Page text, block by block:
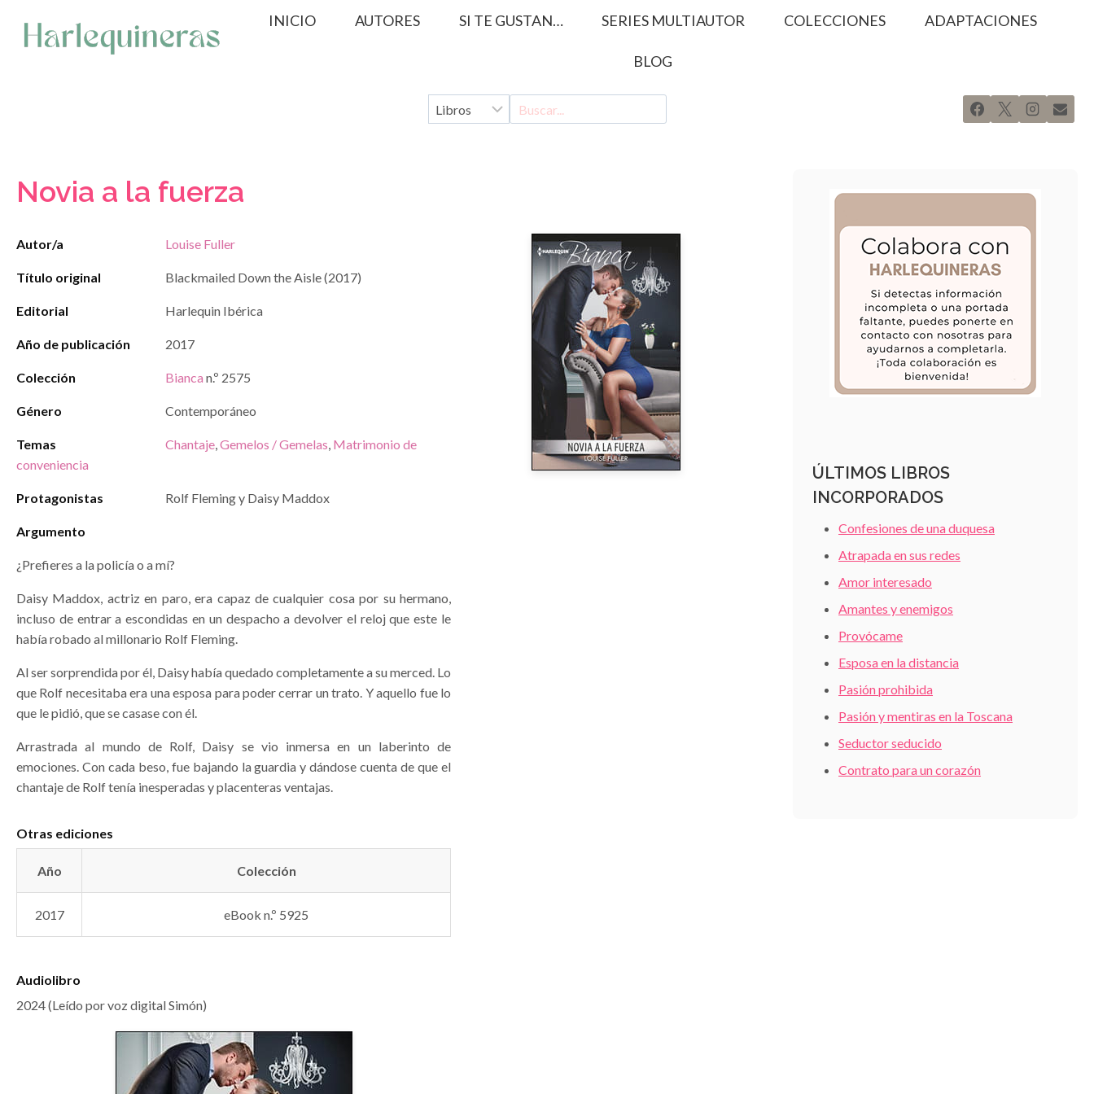
contenido
INICIO AUTORES SI TE GUSTAN… SERIES MULTIAUTOR COLECCIONES ADAPTACIONES
BLOG
Novia a la fuerza
Autor/a Louise Fuller
Título original Blackmailed Down the Aisle (2017)
Editorial Harlequin Ibérica
Año de publicación 2017
Colección Bianca n.º 2575
Género Contemporáneo
Temas Chantaje,Gemelos / Gemelas, Matrimonio de
conveniencia
Protagonistas Rolf Fleming y Daisy Maddox
Argumento
¿Prefieres a la policía o a mí?
Daisy Maddox, actriz en paro, era capaz de cualquier cosa por su hermano,
incluso de entrar a escondidas en un despacho a devolver el reloj que este le
había robado al millonario Rolf Fleming.
Al ser sorprendida por él, Daisy había quedado completamente a su merced. Lo
que Rolf necesitaba era una esposa para poder cerrar un trato. Y aquello fue lo
que le pidió, que se casase con él.
Arrastrada al mundo de Rolf, Daisy se vio inmersa en un laberinto de
emociones. Con cada beso, fue bajando la guardia y dándose cuenta de que el
chantaje de Rolf tenía inesperadas y placenteras ventajas.
Otras ediciones
Año Colección
2017 eBook n.º 5925
Audiolibro
2024 (Leído por voz digital Simón)
ÚLTIMOS LIBROS
INCORPORADOS
Confesiones de una duquesa
Atrapada en sus redes
Amor interesado
Amantes y enemigos
Provócame
Esposa en la distancia
Pasión prohibida
Pasión y mentiras en la Toscana
Seductor seducido
Contrato para un corazón